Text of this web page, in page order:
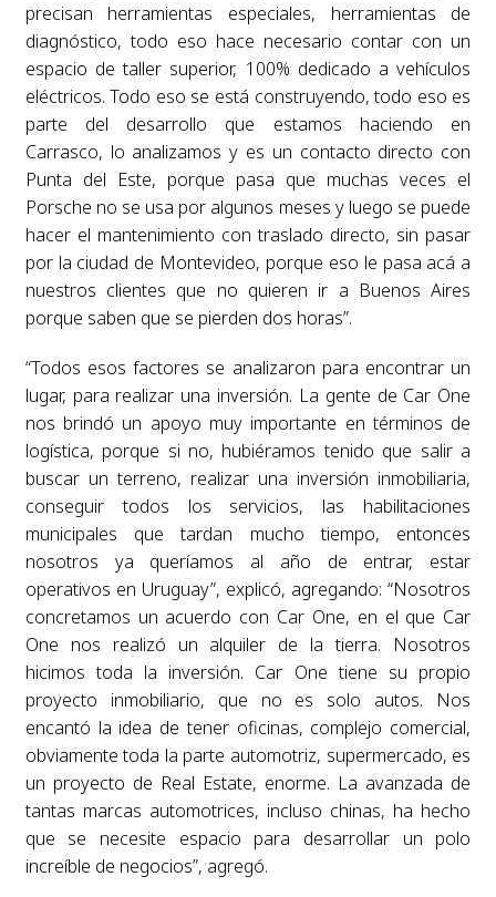
precisan herramientas especiales, herramientas de
diagnóstico, todo eso hace necesario contar con un
espacio de taller superior, 100% dedicado a vehículos
eléctricos. Todo eso se está construyendo, todo eso es
parte del desarrollo que estamos haciendo en
Carrasco, lo analizamos y es un contacto directo con
Punta del Este, porque pasa que muchas veces el
Porsche no se usa por algunos meses y luego se puede
hacer el mantenimiento con traslado directo, sin pasar
por la ciudad de Montevideo, porque eso le pasa acá a
nuestros clientes que no quieren ir a Buenos Aires
porque saben que se pierden dos horas”.
“Todos esos factores se analizaron para encontrar un
lugar, para realizar una inversión. La gente de Car One
nos brindó un apoyo muy importante en términos de
logística, porque si no, hubiéramos tenido que salir a
buscar un terreno, realizar una inversión inmobiliaria,
conseguir todos los servicios, las habilitaciones
municipales que tardan mucho tiempo, entonces
nosotros ya queríamos al año de entrar, estar
operativos en Uruguay”, explicó, agregando: “Nosotros
concretamos un acuerdo con Car One, en el que Car
One nos realizó un alquiler de la tierra. Nosotros
hicimos toda la inversión. Car One tiene su propio
proyecto inmobiliario, que no es solo autos. Nos
encantó la idea de tener oficinas, complejo comercial,
obviamente toda la parte automotriz, supermercado, es
un proyecto de Real Estate, enorme. La avanzada de
tantas marcas automotrices, incluso chinas, ha hecho
que se necesite espacio para desarrollar un polo
increíble de negocios”, agregó.